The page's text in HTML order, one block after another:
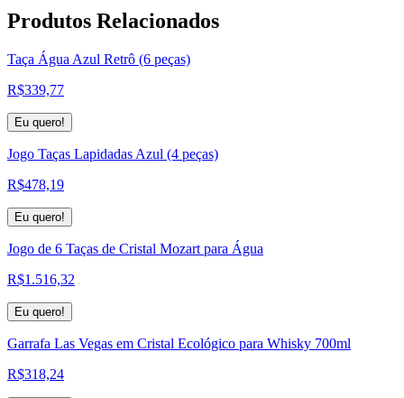
Produtos Relacionados
Taça Água Azul Retrô (6 peças)
R$339,77
Eu quero!
Jogo Taças Lapidadas Azul (4 peças)
R$478,19
Eu quero!
Jogo de 6 Taças de Cristal Mozart para Água
R$1.516,32
Eu quero!
Garrafa Las Vegas em Cristal Ecológico para Whisky 700ml
R$318,24